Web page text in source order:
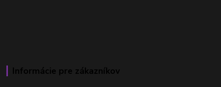
Informácie pre zákazníkov